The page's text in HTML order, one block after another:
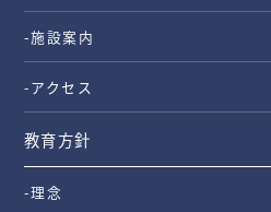
-施設案内
-アクセス
教育方針
-理念